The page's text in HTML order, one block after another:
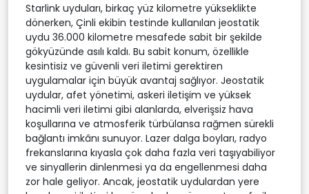
Starlink uyduları, birkaç yüz kilometre yükseklikte
dönerken, Çinli ekibin testinde kullanılan jeostatik
uydu 36.000 kilometre mesafede sabit bir şekilde
gökyüzünde asılı kaldı. Bu sabit konum, özellikle
kesintisiz ve güvenli veri iletimi gerektiren
uygulamalar için büyük avantaj sağlıyor. Jeostatik
uydular, afet yönetimi, askeri iletişim ve yüksek
hacimli veri iletimi gibi alanlarda, elverişsiz hava
koşullarına ve atmosferik türbülansa rağmen sürekli
bağlantı imkânı sunuyor. Lazer dalga boyları, radyo
frekanslarına kıyasla çok daha fazla veri taşıyabiliyor
ve sinyallerin dinlenmesi ya da engellenmesi daha
zor hale geliyor. Ancak, jeostatik uydulardan yere